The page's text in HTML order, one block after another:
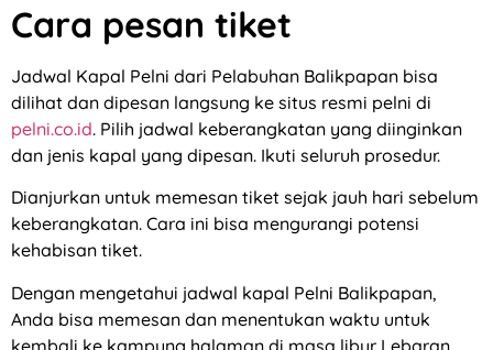
Cara pesan tiket
Jadwal Kapal Pelni dari Pelabuhan Balikpapan bisa
dilihat dan dipesan langsung ke situs resmi pelni di
pelni.co.id. Pilih jadwal keberangkatan yang diinginkan
dan jenis kapal yang dipesan. Ikuti seluruh prosedur.
Dianjurkan untuk memesan tiket sejak jauh hari sebelum
keberangkatan. Cara ini bisa mengurangi potensi
kehabisan tiket.
Dengan mengetahui jadwal kapal Pelni Balikpapan,
Anda bisa memesan dan menentukan waktu untuk
kembali ke kampung halaman di masa libur Lebaran